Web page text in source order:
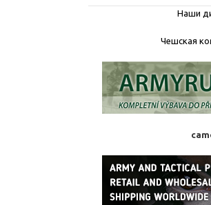
Наши
Чешская